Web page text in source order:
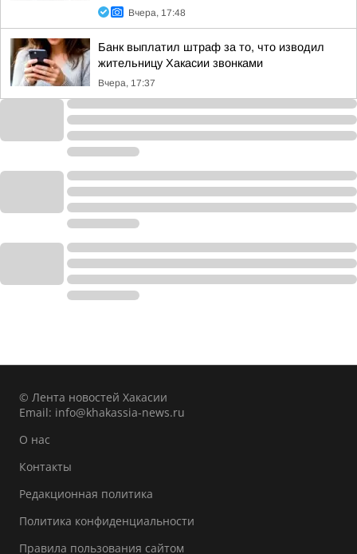
Вчера, 17:48
Банк выплатил штраф за то, что изводил
жительницу Хакасии звонками
Вчера, 17:37
© Лента новостей Хакасии
Email: info@khakassia-news.ru
О нас
Контакты
Редакционная политика
Политика конфиденциальности
Правила пользования сайтом